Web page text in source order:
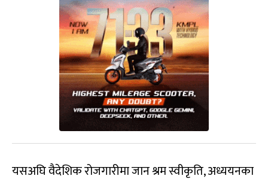
यसअघि वैदेशिक रोजगारीमा जान श्रम स्वीकृति, अध्ययनका